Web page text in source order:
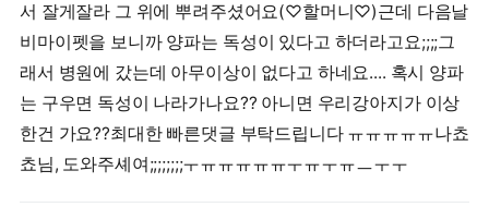
서 잘게잘라 그 위에 뿌려주셨어요(♡할머니♡)근데 다음날
비마이펫을 보니까 양파는 독성이 있다고 하더라고요;;;;그
래서 병원에 갔는데 아무이상이 없다고 하네요.... 혹시 양파
는 구우면 독성이 나라가나요?? 아니면 우리강아지가 이상
한건 가요??최대한 빠른댓글 부탁드립니다 ㅠㅠㅠㅠㅠ나쵸
쵸님, 도와주셰여;;;;;;;;ㅜㅠㅠㅠㅠㅠㅜㅠㅜㅠㅡㅜㅜ